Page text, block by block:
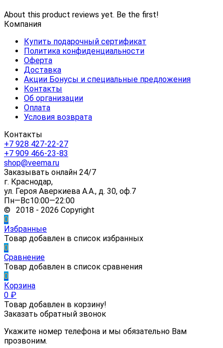
About this product reviews yet. Be the first!
Компания
Купить подарочный сертификат
Политика конфиденциальности
Оферта
Доставка
Акции Бонусы и специальные предложения
Контакты
Об организации
Оплата
Условия возврата
Контакты
+7 928 427-22-27
+7 909 466-23-83
shop@veema.ru
Заказывать онлайн 24/7
г. Краснодар,
ул. Героя Аверкиева А.А., д. 30, оф.7
Пн—Вс10:00—22:00
© 2018 - 2026 Copyright
0
Избранные
Товар добавлен в список избранных
0
Сравнение
Товар добавлен в список сравнения
0
Корзина
0 ₽
Товар добавлен в корзину!
Заказать обратный звонок
Укажите номер телефона и мы обязательно Вам
прозвоним.